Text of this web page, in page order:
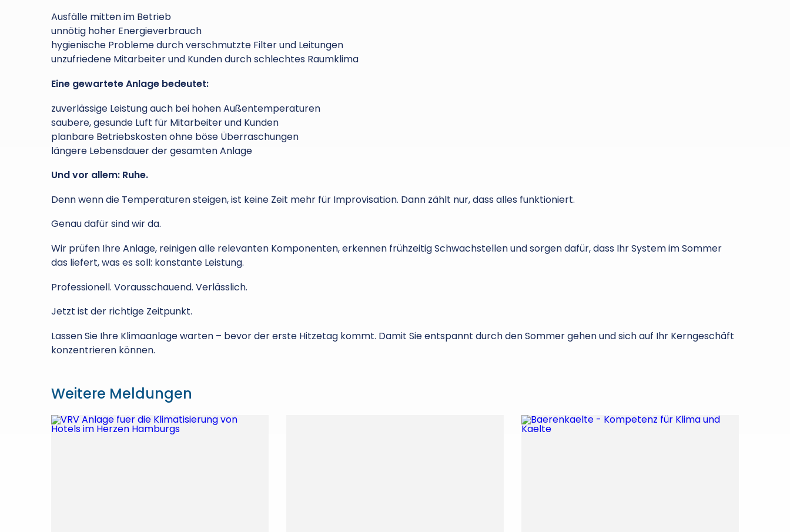
Ausfälle mitten im Betrieb
unnötig hoher Energieverbrauch
hygienische Probleme durch verschmutzte Filter und Leitungen
unzufriedene Mitarbeiter und Kunden durch schlechtes Raumklima
Eine gewartete Anlage bedeutet:
zuverlässige Leistung auch bei hohen Außentemperaturen
saubere, gesunde Luft für Mitarbeiter und Kunden
planbare Betriebskosten ohne böse Überraschungen
längere Lebensdauer der gesamten Anlage
Und vor allem: Ruhe.
Denn wenn die Temperaturen steigen, ist keine Zeit mehr für Improvisation. Dann zählt nur, dass alles funktioniert.
Genau dafür sind wir da.
Wir prüfen Ihre Anlage, reinigen alle relevanten Komponenten, erkennen frühzeitig Schwachstellen und sorgen dafür, dass Ihr System im Sommer
das liefert, was es soll: konstante Leistung.
Professionell. Vorausschauend. Verlässlich.
Jetzt ist der richtige Zeitpunkt.
Lassen Sie Ihre Klimaanlage warten – bevor der erste Hitzetag kommt. Damit Sie entspannt durch den Sommer gehen und sich auf Ihr Kerngeschäft
konzentrieren können.
Weitere Meldungen